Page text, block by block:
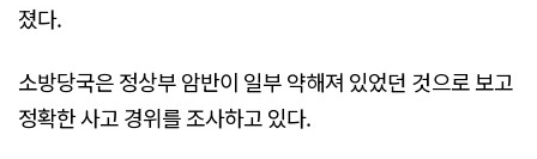
졌다.
소방당국은 정상부 암반이 일부 약해져 있었던 것으로 보고
정확한 사고 경위를 조사하고 있다.